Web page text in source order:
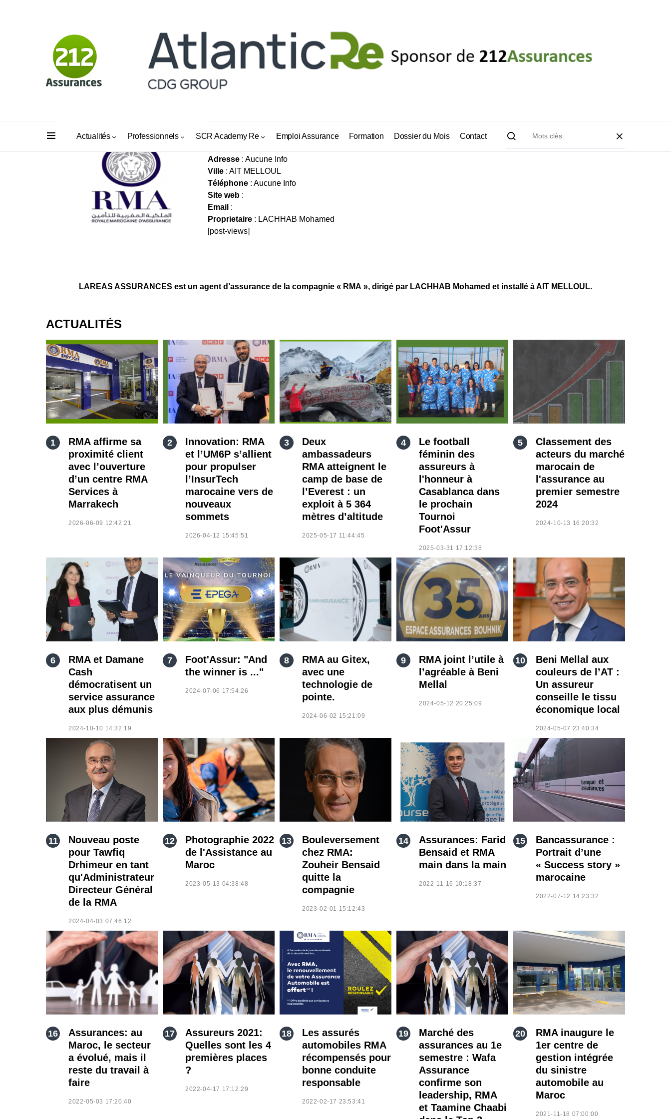
Actualités Professionnels SCR Academy Re Emploi Assurance Formation Dossier du Mois Contact
LAREAS ASSURANCES
Adresse : Aucune Info
Ville : AIT MELLOUL
Téléphone : Aucune Info
Site web :
Email :
Proprietaire : LACHHAB Mohamed
[post-views]
LAREAS ASSURANCES est un agent d’assurance de la compagnie « RMA », dirigé par LACHHAB Mohamed et installé à AIT MELLOUL.
ACTUALITÉS
RMA affirme sa
proximité client
avec l’ouverture
d’un centre RMA
Services à
Marrakech
2026-06-09 12:42:21
Innovation: RMA
et l’UM6P s’allient
pour propulser
l’InsurTech
marocaine vers de
nouveaux
sommets
2026-04-12 15:45:51
Deux
ambassadeurs
RMA atteignent le
camp de base de
l’Everest : un
exploit à 5 364
mètres d’altitude
2025-05-17 11:44:45
Le football
féminin des
assureurs à
l'honneur à
Casablanca dans
le prochain
Tournoi
Foot'Assur
2025-03-31 17:12:38
Classement des
acteurs du marché
marocain de
l'assurance au
premier semestre
2024
2024-10-13 16:20:32
RMA et Damane
Cash
démocratisent un
service assurance
aux plus démunis
2024-10-10 14:32:19
Foot'Assur: "And
the winner is ..."
2024-07-06 17:54:26
RMA au Gitex,
avec une
technologie de
pointe.
2024-06-02 15:21:09
RMA joint l’utile à
l’agréable à Beni
Mellal
2024-05-12 20:25:09
Beni Mellal aux
couleurs de l’AT :
Un assureur
conseille le tissu
économique local
2024-05-07 23:40:34
Nouveau poste
pour Tawfiq
Drhimeur en tant
qu'Administrateur
Directeur Général
de la RMA
2024-04-03 07:46:12
Photographie 2022
de l'Assistance au
Maroc
2023-05-13 04:38:48
Bouleversement
chez RMA:
Zouheir Bensaid
quitte la
compagnie
2023-02-01 15:12:43
Assurances: Farid
Bensaid et RMA
main dans la main
2022-11-16 10:18:37
Bancassurance :
Portrait d’une
« Success story »
marocaine
2022-07-12 14:23:32
Assurances: au
Maroc, le secteur
a évolué, mais il
reste du travail à
faire
2022-05-03 17:20:40
Assureurs 2021:
Quelles sont les 4
premières places
?
2022-04-17 17:12:29
Les assurés
automobiles RMA
récompensés pour
bonne conduite
responsable
2022-02-17 23:53:41
Marché des
assurances au 1e
semestre : Wafa
Assurance
confirme son
leadership, RMA
et Taamine Chaabi
RMA inaugure le
1er centre de
gestion intégrée
du sinistre
automobile au
Maroc
2021-11-18 07:00:00